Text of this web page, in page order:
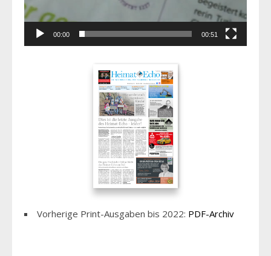
00:00 00:51
Vorherige Print-Ausgaben bis 2022: PDF-Archiv